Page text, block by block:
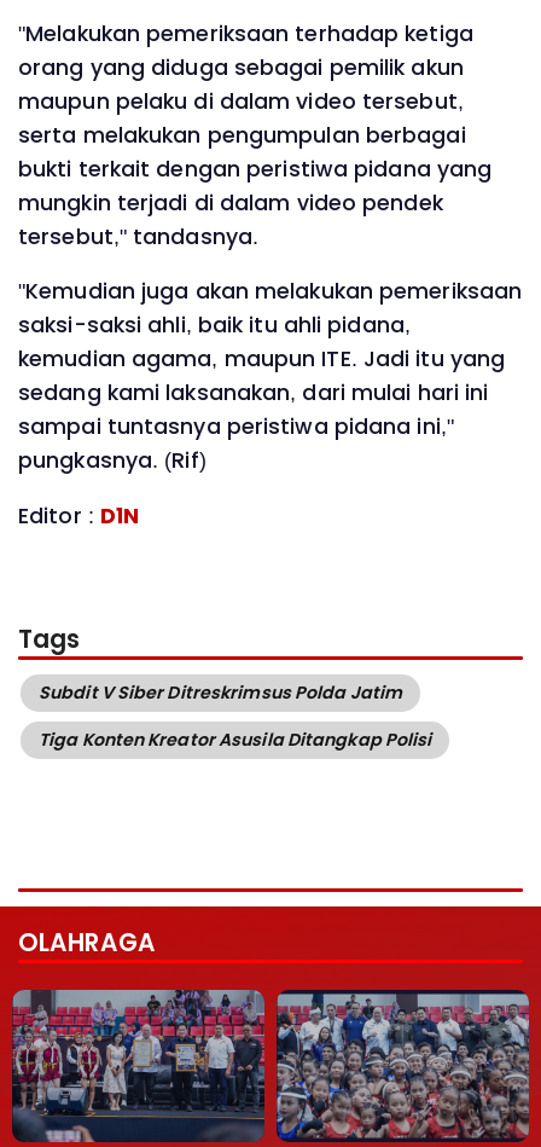
"Melakukan pemeriksaan terhadap ketiga
orang yang diduga sebagai pemilik akun
maupun pelaku di dalam video tersebut,
serta melakukan pengumpulan berbagai
bukti terkait dengan peristiwa pidana yang
mungkin terjadi di dalam video pendek
tersebut," tandasnya.
"Kemudian juga akan melakukan pemeriksaan
saksi-saksi ahli, baik itu ahli pidana,
kemudian agama, maupun ITE. Jadi itu yang
sedang kami laksanakan, dari mulai hari ini
sampai tuntasnya peristiwa pidana ini,"
pungkasnya. (Rif)
Editor : D1N
Tags
Subdit V Siber Ditreskrimsus Polda Jatim
Tiga Konten Kreator Asusila Ditangkap Polisi
OLAHRAGA